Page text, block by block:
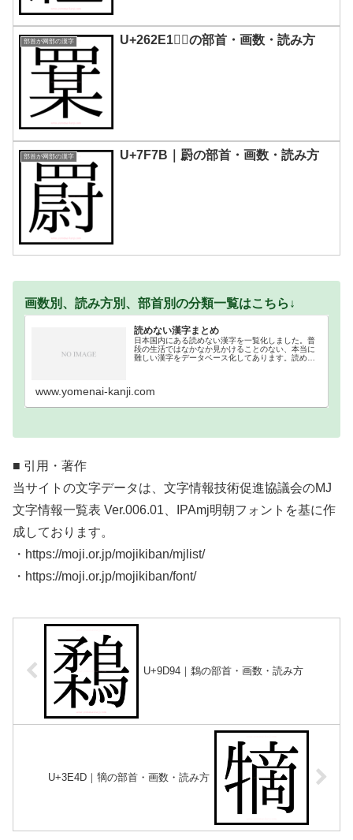
部首が网部の漢字 U+262E1｜𦋡の部首・画数・読み方
部首が网部の漢字 U+7F7B｜罻の部首・画数・読み方
画数別、読み方別、部首別の分類一覧はこちら↓
読めない漢字まとめ
日本国内にある読めない漢字を一覧化しました。普
段の生活ではなかなか見かけることのない、本当に
難しい漢字をデータベース化してあります。読めな
www.yomenai-kanji.com
■ 引用・著作
当サイトの文字データは、文字情報技術促進協議会のMJ
文字情報一覧表 Ver.006.01、IPAmj明朝フォントを基に作
成しております。
・https://moji.or.jp/mojikiban/mjlist/
・https://moji.or.jp/mojikiban/font/
U+9D94｜鶔の部首・画数・読み方
U+3E4D｜㹍の部首・画数・読み方